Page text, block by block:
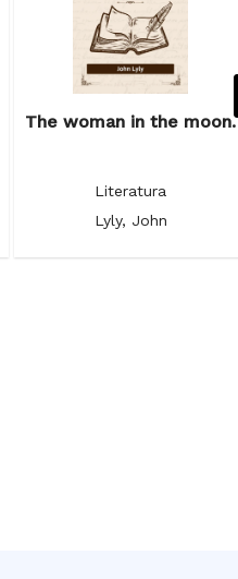
The woman in the moon.
Literatura
Lyly, John